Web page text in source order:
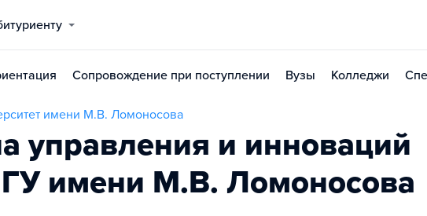
Сопровождение при поступлении Вузы Колледжи
имени М.В. Ломоносова
управления и инноваций
имени М.В. Ломоносова